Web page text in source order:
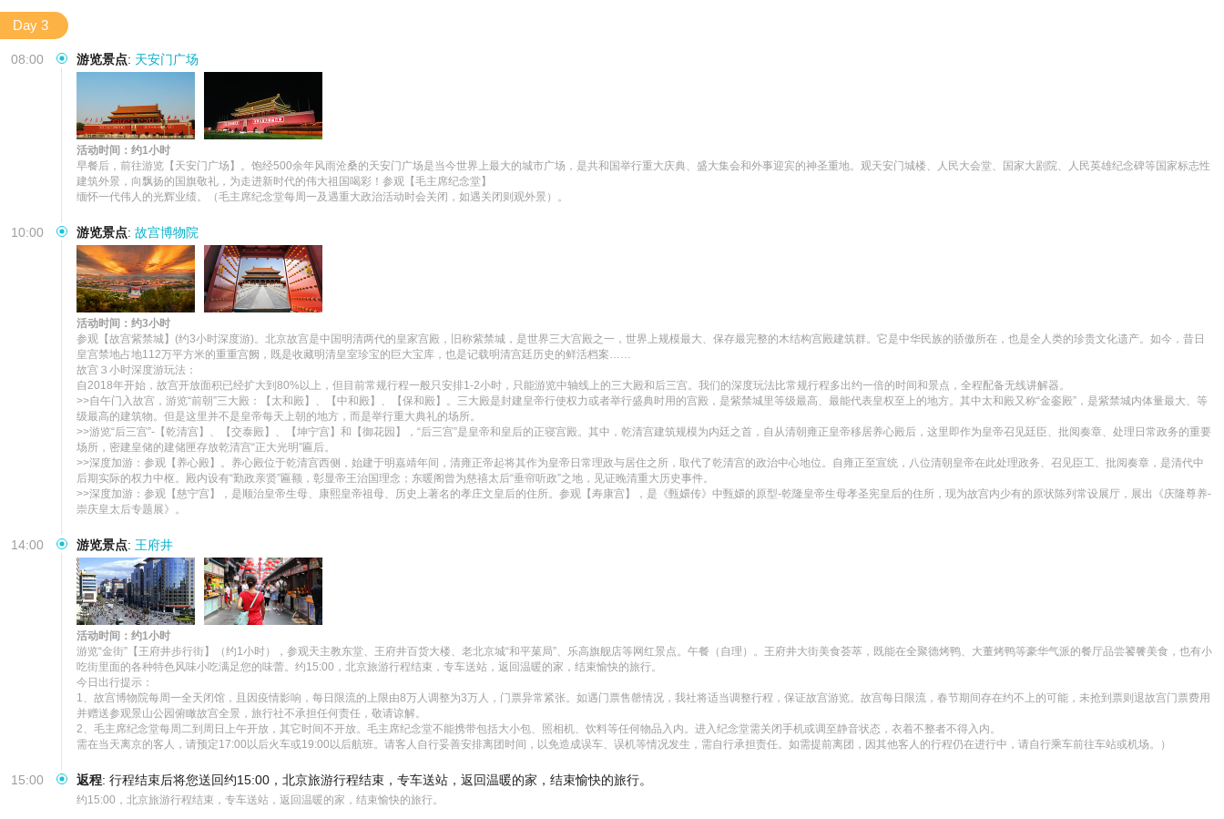
Day 3
08:00 游览景点: 天安门广场
活动时间：约1小时
早餐后，前往游览【天安门广场】。饱经500余年风雨沧桑的天安门广场是当今世界上最大的城市广场，是共和国举行重大庆典、盛大集会和外事迎宾的神圣重地。观天安门城楼、人民大会堂、国家大剧院、人民英雄纪念碑等国家标志性
建筑外景，向飘扬的国旗敬礼，为走进新时代的伟大祖国喝彩！参观【毛主席纪念堂】
缅怀一代伟人的光辉业绩。（毛主席纪念堂每周一及遇重大政治活动时会关闭，如遇关闭则观外景）。
10:00 游览景点: 故宫博物院
活动时间：约3小时
参观【故宫紫禁城】(约3小时深度游)。北京故宫是中国明清两代的皇家宫殿，旧称紫禁城，是世界三大宫殿之一，世界上规模最大、保存最完整的木结构宫殿建筑群。它是中华民族的骄傲所在，也是全人类的珍贵文化遗产。如今，昔日
皇宫禁地占地112万平方米的重重宫阙，既是收藏明清皇室珍宝的巨大宝库，也是记载明清宫廷历史的鲜活档案……
故宫３小时深度游玩法：
自2018年开始，故宫开放面积已经扩大到80%以上，但目前常规行程一般只安排1-2小时，只能游览中轴线上的三大殿和后三宫。我们的深度玩法比常规行程多出约一倍的时间和景点，全程配备无线讲解器。
>>自午门入故宫，游览“前朝”三大殿：【太和殿】、【中和殿】、【保和殿】。三大殿是封建皇帝行使权力或者举行盛典时用的宫殿，是紫禁城里等级最高、最能代表皇权至上的地方。其中太和殿又称“金銮殿”，是紫禁城内体量最大、等
级最高的建筑物。但是这里并不是皇帝每天上朝的地方，而是举行重大典礼的场所。
>>游览“后三宫”-【乾清宫】、【交泰殿】、【坤宁宫】和【御花园】，“后三宫”是皇帝和皇后的正寝宫殿。其中，乾清宫建筑规模为内廷之首，自从清朝雍正皇帝移居养心殿后，这里即作为皇帝召见廷臣、批阅奏章、处理日常政务的重要
场所，密建皇储的建储匣存放乾清宫“正大光明”匾后。
>>深度加游：参观【养心殿】。养心殿位于乾清宫西侧，始建于明嘉靖年间，清雍正帝起将其作为皇帝日常理政与居住之所，取代了乾清宫的政治中心地位。自雍正至宣统，八位清朝皇帝在此处理政务、召见臣工、批阅奏章，是清代中
后期实际的权力中枢。殿内设有“勤政亲贤”匾额，彰显帝王治国理念；东暖阁曾为慈禧太后“垂帘听政”之地，见证晚清重大历史事件。
>>深度加游：参观【慈宁宫】，是顺治皇帝生母、康熙皇帝祖母、历史上著名的孝庄文皇后的住所。参观【寿康宫】，是《甄嬛传》中甄嬛的原型-乾隆皇帝生母孝圣宪皇后的住所，现为故宫内少有的原状陈列常设展厅，展出《庆隆尊养-
崇庆皇太后专题展》。
14:00 游览景点: 王府井
活动时间：约1小时
游览“金街”【王府井步行街】（约1小时），参观天主教东堂、王府井百货大楼、老北京城“和平菓局”、乐高旗舰店等网红景点。午餐（自理）。王府井大街美食荟萃，既能在全聚德烤鸭、大董烤鸭等豪华气派的餐厅品尝饕餮美食，也有小
吃街里面的各种特色风味小吃满足您的味蕾。约15:00，北京旅游行程结束，专车送站，返回温暖的家，结束愉快的旅行。
今日出行提示：
1、故宫博物院每周一全天闭馆，且因疫情影响，每日限流的上限由8万人调整为3万人，门票异常紧张。如遇门票售罄情况，我社将适当调整行程，保证故宫游览。故宫每日限流，春节期间存在约不上的可能，未抢到票则退故宫门票费用
并赠送参观景山公园俯瞰故宫全景，旅行社不承担任何责任，敬请谅解。
2、毛主席纪念堂每周二到周日上午开放，其它时间不开放。毛主席纪念堂不能携带包括大小包、照相机、饮料等任何物品入内。进入纪念堂需关闭手机或调至静音状态，衣着不整者不得入内。
需在当天离京的客人，请预定17:00以后火车或19:00以后航班。请客人自行妥善安排离团时间，以免造成误车、误机等情况发生，需自行承担责任。如需提前离团，因其他客人的行程仍在进行中，请自行乘车前往车站或机场。）
15:00 返程: 行程结束后将您送回约15:00，北京旅游行程结束，专车送站，返回温暖的家，结束愉快的旅行。
约15:00，北京旅游行程结束，专车送站，返回温暖的家，结束愉快的旅行。